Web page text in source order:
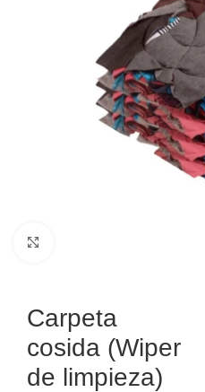
Carpeta
cosida (Wiper
de limpieza)